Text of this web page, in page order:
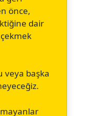
önce,
dair
veya başka